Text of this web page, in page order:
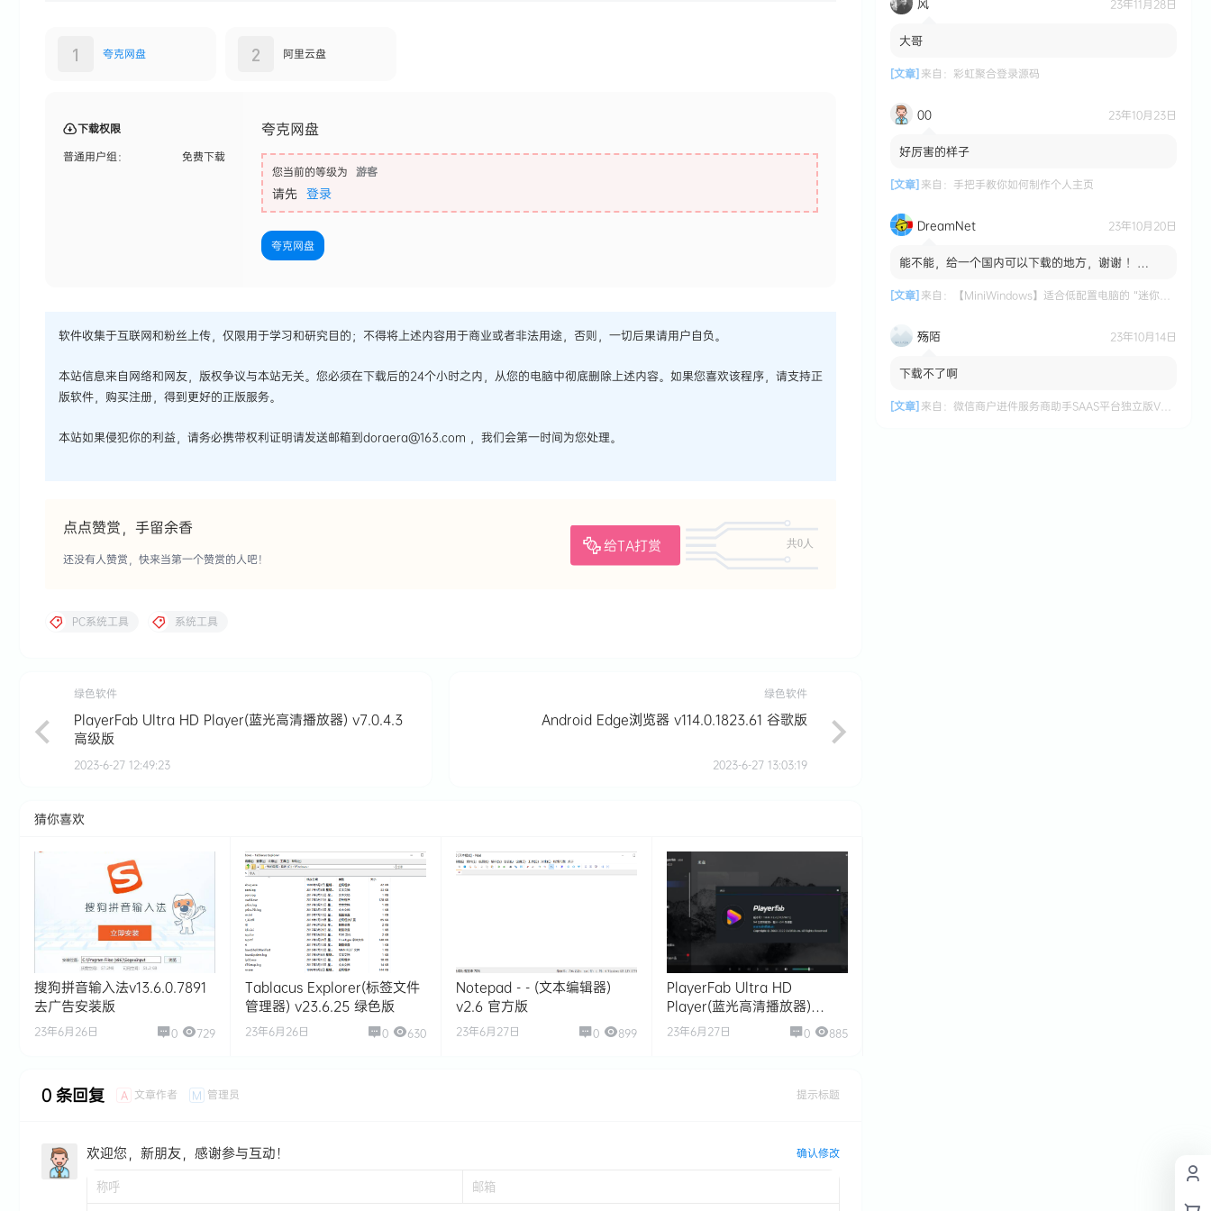
夸克网盘
1 阿里云盘
2
下载权限
普通用户组：
免费下载
夸克网盘
您当前的等级为 游客
请先 登录
夸克网盘
软件收集于互联网和粉丝上传，仅限用于学习和研究目的；不得将上述内容用于商业或者非法用途，否则，一切后果请用户自负。
本站信息来自网络和网友，版权争议与本站无关。您必须在下载后的24个小时之内，从您的电脑中彻底删除上述内容。如果您喜欢该程序，请支持正
版软件，购买注册，得到更好的正版服务。
本站如果侵犯你的利益，请务必携带权利证明请发送邮箱到doraera@163.com ，我们会第一时间为您处理。
点点赞赏，手留余香
给TA打赏 共0人
还没有人赞赏，快来当第一个赞赏的人吧！
PC系统工具 系统工具
绿色软件
PlayerFab Ultra HD Player(蓝光高清播放器) v7.0.4.3
高级版
2023-6-27 12:49:23
绿色软件
Android Edge浏览器 v114.0.1823.61 谷歌版
2023-6-27 13:03:19
猜你喜欢
搜狗拼音输入法v13.6.0.7891
去广告安装版
23年6月26日 0 729
Tablacus Explorer(标签文件
管理器) v23.6.25 绿色版
23年6月26日 0 630
Notepad - - (文本编辑器)
v2.6 官方版
23年6月27日 0 899
PlayerFab Ultra HD
Player(蓝光高清播放器)
v7.0.4.3 高级版
23年6月27日 0 885
0 条回复 A 文章作者 M 管理员 提示标题
欢迎您，新朋友，感谢参与互动！ 确认修改
23年11月28日
大哥
[文章]来自： 彩虹聚合登录源码
00 23年10月23日
好厉害的样子
[文章]来自： 手把手教你如何制作个人主页
DreamNet 23年10月20日
能不能，给一个国内可以下载的地方，谢谢 ！
Windows 系统 国内...
[文章]来自： 【MiniWindows】适合低配置电脑的 “迷你版” Windows 系统
殇陌 23年10月14日
下载不了啊
[文章]来自： 微信商户进件服务商助手SAAS平台独立版V3.0.3 +小程序前端修复版